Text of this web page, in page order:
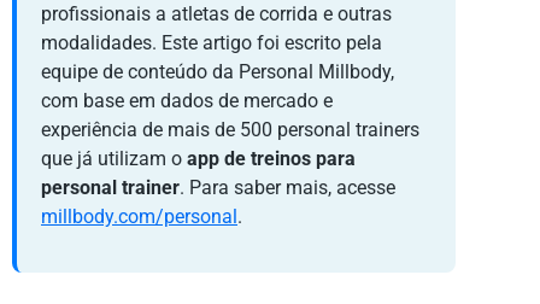
profissionais a atletas de corrida e outras
modalidades. Este artigo foi escrito pela
equipe de conteúdo da Personal Millbody,
com base em dados de mercado e
experiência de mais de 500 personal trainers
que já utilizam o app de treinos para
personal trainer. Para saber mais, acesse
millbody.com/personal.